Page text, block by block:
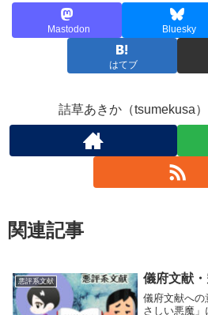
Mastodon Bluesky
はてブ
詰草あきか（tsumekusa
関連記事
悪評系文献 儀府文献
儀府文献への
さしい悪魔